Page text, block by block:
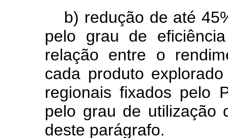
b) redução de até
pelo grau de
relação entre o
cada produto
regionais fixados pelo
pelo grau de utilização
deste parágrafo.